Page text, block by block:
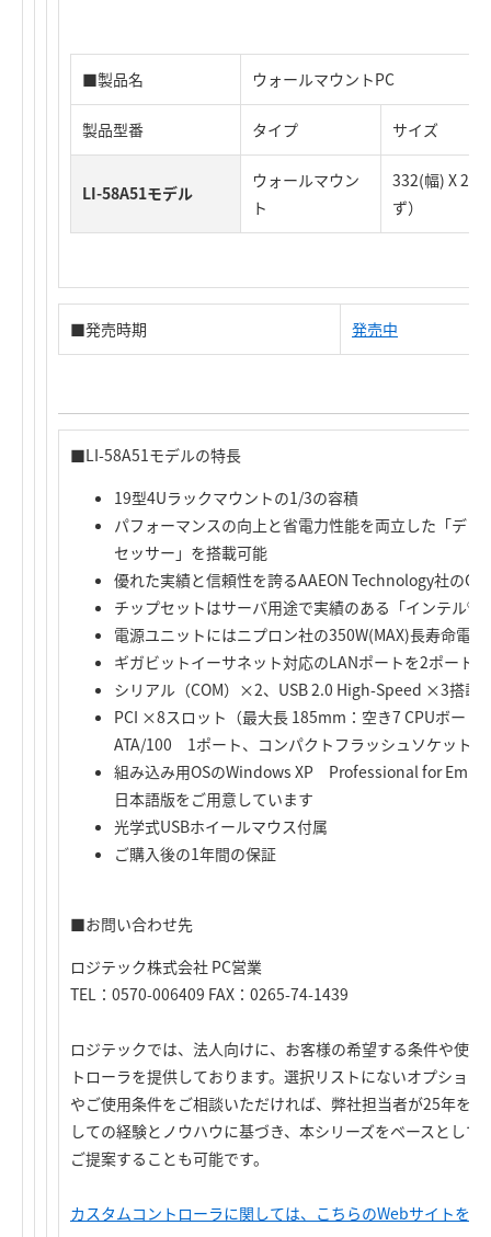
■製品名 ウォールマウントPC
製品型番 タイプ サイズ
LI-58A51モデル
ウォールマウン
ト
332(幅) X
ず）
■発売時期 発売中
■LI-58A51モデルの特長
19型4Uラックマウントの1/3の容積
パフォーマンスの向上と省電力性能を両立した「デ
セッサー」を搭載可能
優れた実績と信頼性を誇るAAEON Technology社の
チップセットはサーバ用途で実績のある「インテル®
電源ユニットにはニプロン社の350W(MAX)長寿命電源
ギガビットイーサネット対応のLANポートを2ポート
シリアル（COM）×2、USB 2.0 High-Speed ×3搭載
PCI ×8スロット（最大長 185mm：空き7 CPUボー
ATA/100 1ポート、コンパクトフラッシュソケット
組み込み用OSのWindows XP Professional for
日本語版をご用意しています
光学式USBホイールマウス付属
ご購入後の1年間の保証
■お問い合わせ先
ロジテック株式会社 PC営業
TEL：0570-006409 FAX：0265-74-1439
ロジテックでは、法人向けに、お客様の希望する条件や使
トローラを提供しております。選択リストにないオプショ
やご使用条件をご相談いただければ、弊社担当者が25年を
しての経験とノウハウに基づき、本シリーズをベースとし
ご提案することも可能です。
カスタムコントローラに関しては、こちらのWebサイトを